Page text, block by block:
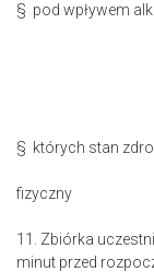
§ pod wpływem
§ których stan
fizyczny
11. Zbiórka
minut przed